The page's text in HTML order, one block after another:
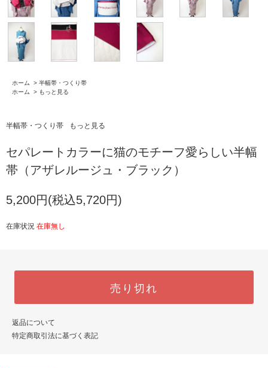
ホーム > 半幅帯・つくり帯
ホーム
> もっと見る
半幅帯・つくり帯 もっと見る
セパレートカラーに猫のモチーフ愛らしい半幅
帯（アザレルージュ・ブラック）
5,200円(税込5,720円)
在庫状況 在庫無し
売り切れ
返品について
特定商取引法に基づく表記